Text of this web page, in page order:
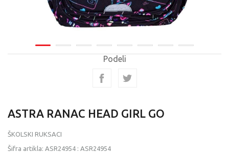
Podeli
ASTRA RANAC HEAD GIRL GO
ŠKOLSKI RUKSACI
Šifra artikla: ASR24954 : ASR24954